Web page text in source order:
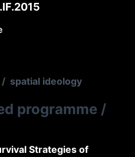
/ spatial ideology
programme /
Strategies of